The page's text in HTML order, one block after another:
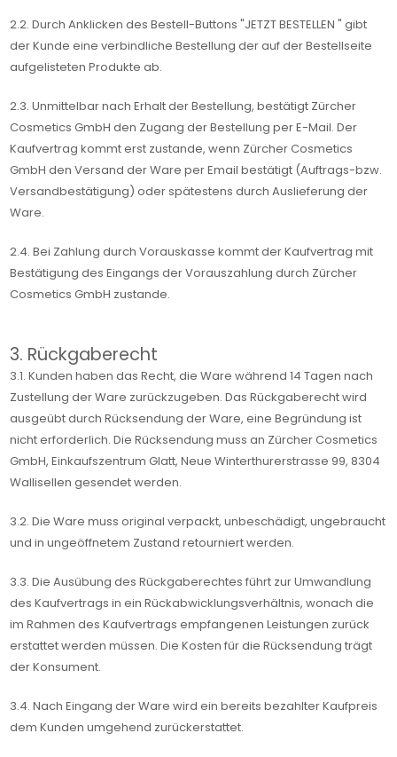
2.2. Durch Anklicken des Bestell-Buttons "JETZT BESTELLEN " gibt
der Kunde eine verbindliche Bestellung der auf der Bestellseite
aufgelisteten Produkte ab.
2.3. Unmittelbar nach Erhalt der Bestellung, bestätigt Zürcher
Cosmetics GmbH den Zugang der Bestellung per E-Mail. Der
Kaufvertrag kommt erst zustande, wenn Zürcher Cosmetics
GmbH den Versand der Ware per Email bestätigt (Auftrags-bzw.
Versandbestätigung) oder spätestens durch Auslieferung der
Ware.
2.4. Bei Zahlung durch Vorauskasse kommt der Kaufvertrag mit
Bestätigung des Eingangs der Vorauszahlung durch Zürcher
Cosmetics GmbH zustande.
3. Rückgaberecht
3.1. Kunden haben das Recht, die Ware während 14 Tagen nach
Zustellung der Ware zurückzugeben. Das Rückgaberecht wird
ausgeübt durch Rücksendung der Ware, eine Begründung ist
nicht erforderlich. Die Rücksendung muss an Zürcher Cosmetics
GmbH, Einkaufszentrum Glatt, Neue Winterthurerstrasse 99, 8304
Wallisellen gesendet werden.
3.2. Die Ware muss original verpackt, unbeschädigt, ungebraucht
und in ungeöffnetem Zustand retourniert werden.
3.3. Die Ausübung des Rückgaberechtes führt zur Umwandlung
des Kaufvertrags in ein Rückabwicklungsverhältnis, wonach die
im Rahmen des Kaufvertrags empfangenen Leistungen zurück
erstattet werden müssen. Die Kosten für die Rücksendung trägt
der Konsument.
3.4. Nach Eingang der Ware wird ein bereits bezahlter Kaufpreis
dem Kunden umgehend zurückerstattet.